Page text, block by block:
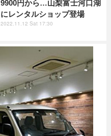
9900円から…山梨富士河口湖
にレンタルショップ登場
2022.11.12 Sat 17:30